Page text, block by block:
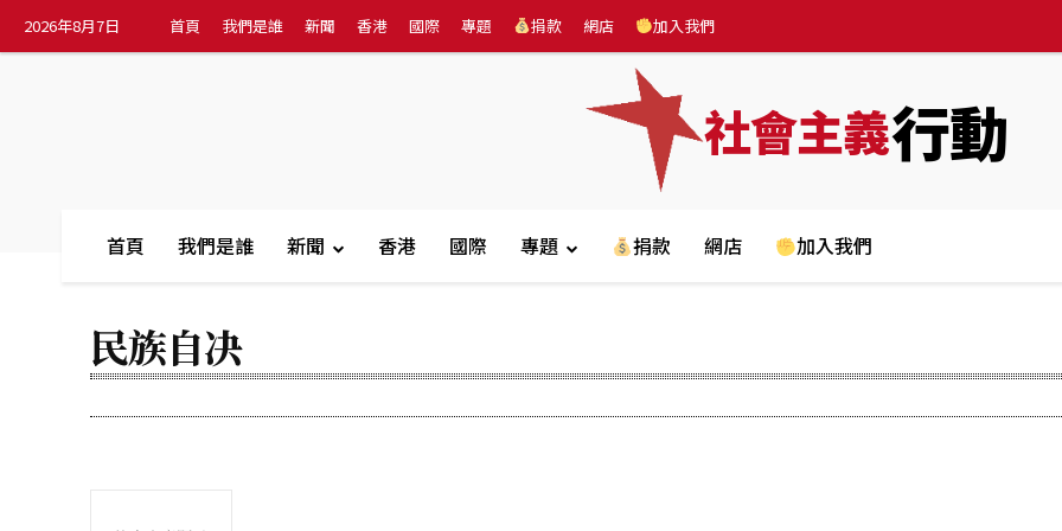
2026年8月7日 首頁 我們是誰 新聞 香港 國際 專題 捐款 網店 加入我們
社會主義行動
首頁 我們是誰 新聞 香港 國際 專題 捐款 網店 加入我們
民族自决